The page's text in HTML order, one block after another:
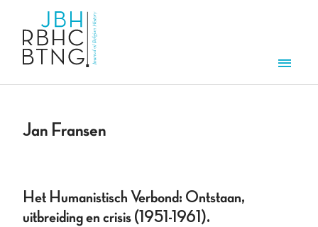
Jan Fransen
Het Humanistisch Verbond: Ontstaan,
uitbreiding en crisis (1951-1961).